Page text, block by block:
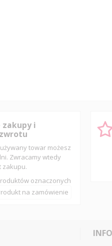
zakupy i
towar możesz
Zwracamy wtedy
zakupu.
oznaczonych
na zamówienie